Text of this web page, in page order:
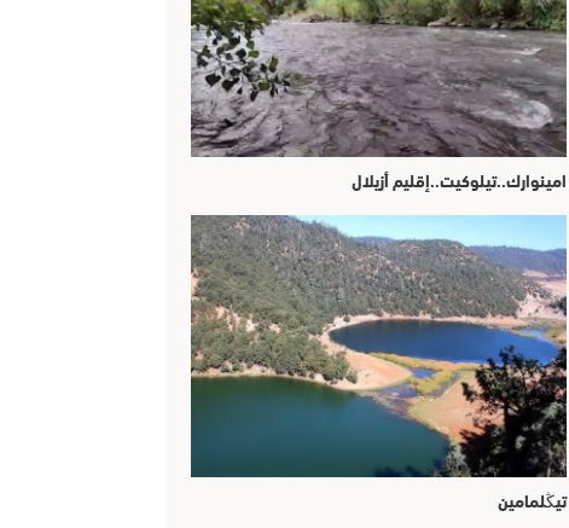
امينوارك..تيلوكيت..إقليم أزيلال
تيڭلمامين